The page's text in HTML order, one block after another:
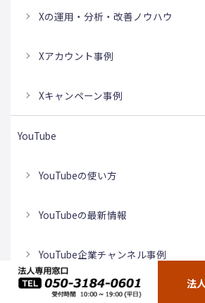
Xの運用・分析・改善ノウハウ
Xアカウント事例
Xキャンペーン事例
YouTube
YouTubeの使い方
YouTubeの最新情報
YouTube企業チャンネル事例
YouTube運用・分析・改善ノウハウ
法